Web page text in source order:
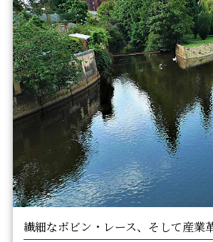
繊細なボビン・レース、そして産業